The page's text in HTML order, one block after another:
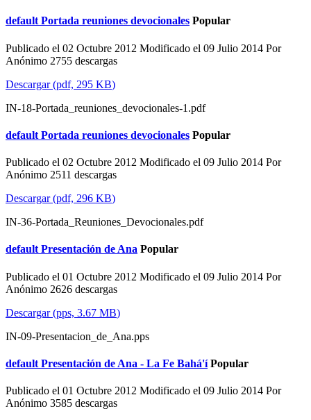
default Portada reuniones devocionales Popular
Publicado el 02 Octubre 2012 Modificado el 09 Julio 2014 Por
Anónimo 2755 descargas
Descargar(pdf, 295 KB)
IN-18-Portada_reuniones_devocionales-1.pdf
default Portada reuniones devocionales Popular
Publicado el 02 Octubre 2012 Modificado el 09 Julio 2014 Por
Anónimo 2511 descargas
Descargar(pdf, 296 KB)
IN-36-Portada_Reuniones_Devocionales.pdf
default Presentación de Ana Popular
Publicado el 01 Octubre 2012 Modificado el 09 Julio 2014 Por
Anónimo 2626 descargas
Descargar(pps, 3.67 MB)
IN-09-Presentacion_de_Ana.pps
default Presentación de Ana - La Fe Bahá'í Popular
Publicado el 01 Octubre 2012 Modificado el 09 Julio 2014 Por
Anónimo 3585 descargas